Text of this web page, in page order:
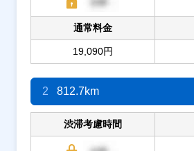
通常料金
19,090円
2 812.7km
渋滞考慮時間